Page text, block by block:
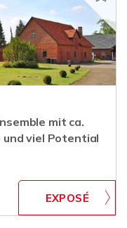
mit ca.
und viel Potential